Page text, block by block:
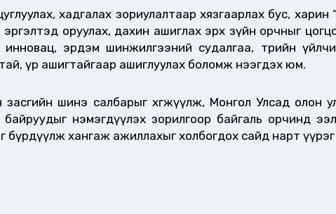
хадгалах зориулалтаар хязгаарлах бус, харин
эргэлтэд оруулах, дахин ашиглах эрх зүйн орчныг
инновац, эрдэм шинжилгээний судалгаа, төрийн
үр ашигтайгаар ашиглуулах боломж нээгдэх юм.
шинэ салбарыг хөгжүүлж, Монгол Улсад олон
байруудыг нэмэгдүүлэх зорилгоор байгаль орчинд
бүрдүүлж хангаж ажиллахыг холбогдох сайд нарт